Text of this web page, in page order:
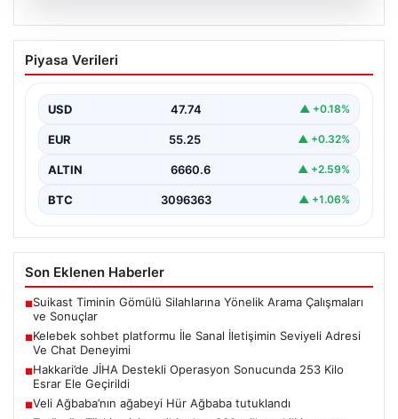
Kelebek sohbet platformu İle Sanal
İletişimin Seviyeli Adresi Ve Chat
İnternet çağında insanların kaliteli bir tarzda irtibat
Piyasa Verileri
USD 47.74 ▲ +0.18%
EUR 55.25 ▲ +0.32%
ALTIN 6660.6 ▲ +2.59%
BTC 3096363 ▲ +1.06%
Son Eklenen Haberler
■Suikast Timinin Gömülü Silahlarına Yönelik Arama Çalışmaları
ve Sonuçlar
■Kelebek sohbet platformu İle Sanal İletişimin Seviyeli Adresi
Ve Chat Deneyimi
■Hakkari’de JİHA Destekli Operasyon Sonucunda 253 Kilo
Esrar Ele Geçirildi
■Veli Ağbaba’nın ağabeyi Hür Ağbaba tutuklandı